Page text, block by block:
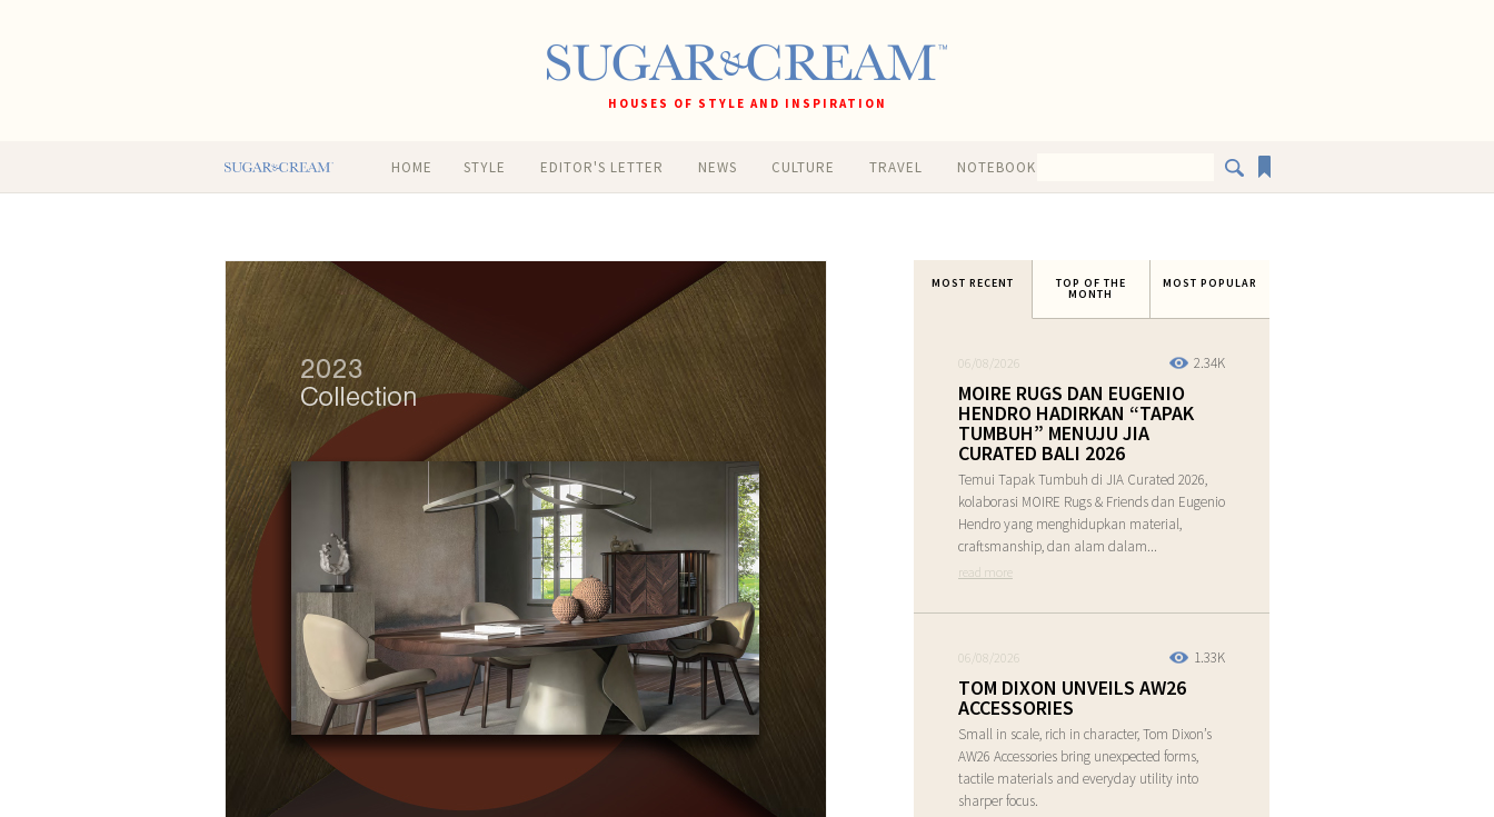
HOUSES OF STYLE AND INSPIRATION
HOME STYLE EDITOR'S LETTER NEWS CULTURE TRAVEL NOTEBOOK
MOST RECENT TOP OF THE
MONTH
MOST POPULAR
2.34K
06/08/2026
MOIRE RUGS DAN EUGENIO
HENDRO HADIRKAN “TAPAK
TUMBUH” MENUJU JIA
CURATED BALI 2026
Temui Tapak Tumbuh di JIA Curated 2026,
kolaborasi MOIRE Rugs & Friends dan Eugenio
Hendro yang menghidupkan material,
craftsmanship, dan alam dalam...
read more
1.33K
06/08/2026
TOM DIXON UNVEILS AW26
ACCESSORIES
Small in scale, rich in character, Tom Dixon’s
AW26 Accessories bring unexpected forms,
tactile materials and everyday utility into
sharper focus.